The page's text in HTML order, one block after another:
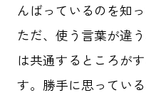
んばっているのを知
ただ、使う言葉が違
は共通するところが
す。勝手に思っている